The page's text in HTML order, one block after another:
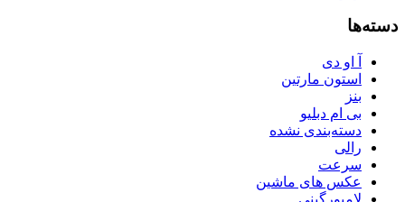
دسته‌ها
آ او دی
استون مارتین
بنز
بی ام دبلیو
دسته‌بندی نشده
رالی
سرعت
عکس های ماشین
لامبورگینی